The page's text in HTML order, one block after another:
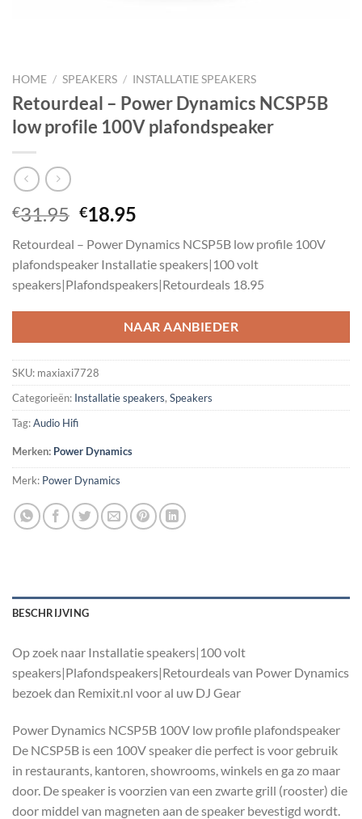
HOME / SPEAKERS / INSTALLATIE SPEAKERS
Retourdeal – Power Dynamics NCSP5B
low profile 100V plafondspeaker
€31.95 Oorspronkelijke
was:
€31.95.
€18.95
is:
€18.95.
Retourdeal – Power Dynamics NCSP5B low profile 100V
plafondspeaker Installatie speakers|100 volt
speakers|Plafondspeakers|Retourdeals 18.95
NAAR AANBIEDER
SKU: maxiaxi7728
Categorieën: Installatie speakers, Speakers
Tag:Audio Hifi
Merken: Power Dynamics
Merk: Power Dynamics
BESCHRIJVING
Op zoek naar Installatie speakers|100 volt
speakers|Plafondspeakers|Retourdeals van Power Dynamics
bezoek dan Remixit.nl voor al uw DJ Gear
Power Dynamics NCSP5B 100V low profile plafondspeaker
De NCSP5B is een 100V speaker die perfect is voor gebruik
in restaurants, kantoren, showrooms, winkels en ga zo maar
door. De speaker is voorzien van een zwarte grill (rooster) die
door middel van magneten aan de speaker bevestigd wordt.